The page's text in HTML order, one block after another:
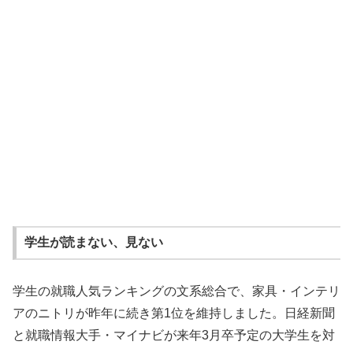
学生が読まない、見ない
学生の就職人気ランキングの文系総合で、家具・インテリ
アのニトリが昨年に続き第1位を維持しました。日経新聞
と就職情報大手・マイナビが来年3月卒予定の大学生を対